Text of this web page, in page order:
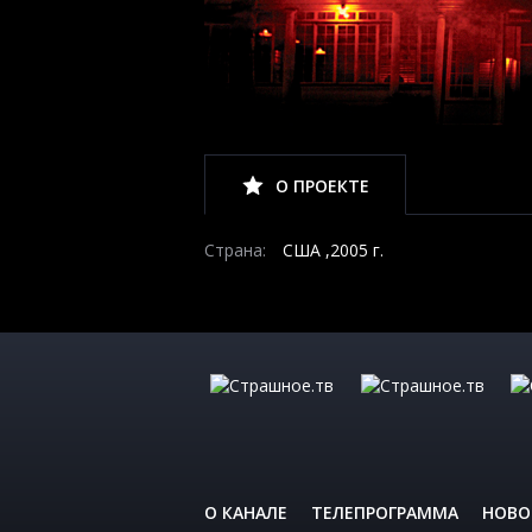
О ПРОЕКТЕ
Страна: США ,2005 г.
О КАНАЛЕ ТЕЛЕПРОГРАММА